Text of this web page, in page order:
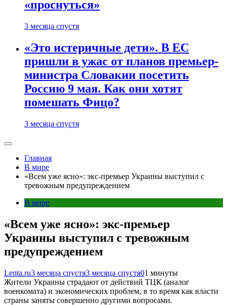
«проснуться»
3 месяца спустя
«Это истеричные дети». В ЕС
пришли в ужас от планов премьер-
министра Словакии посетить
Россию 9 мая. Как они хотят
помешать Фицо?
3 месяца спустя
Главная
В мире
«Всем уже ясно»: экс-премьер Украины выступил с
тревожным предупреждением
В мире
«Всем уже ясно»: экс-премьер
Украины выступил с тревожным
предупреждением
Lenta.ru3 месяца спустя3 месяца спустя01 минуты
Жители Украины страдают от действий ТЦК (аналог
военкомата) и экономических проблем, в то время как власти
страны заняты совершенно другими вопросами.